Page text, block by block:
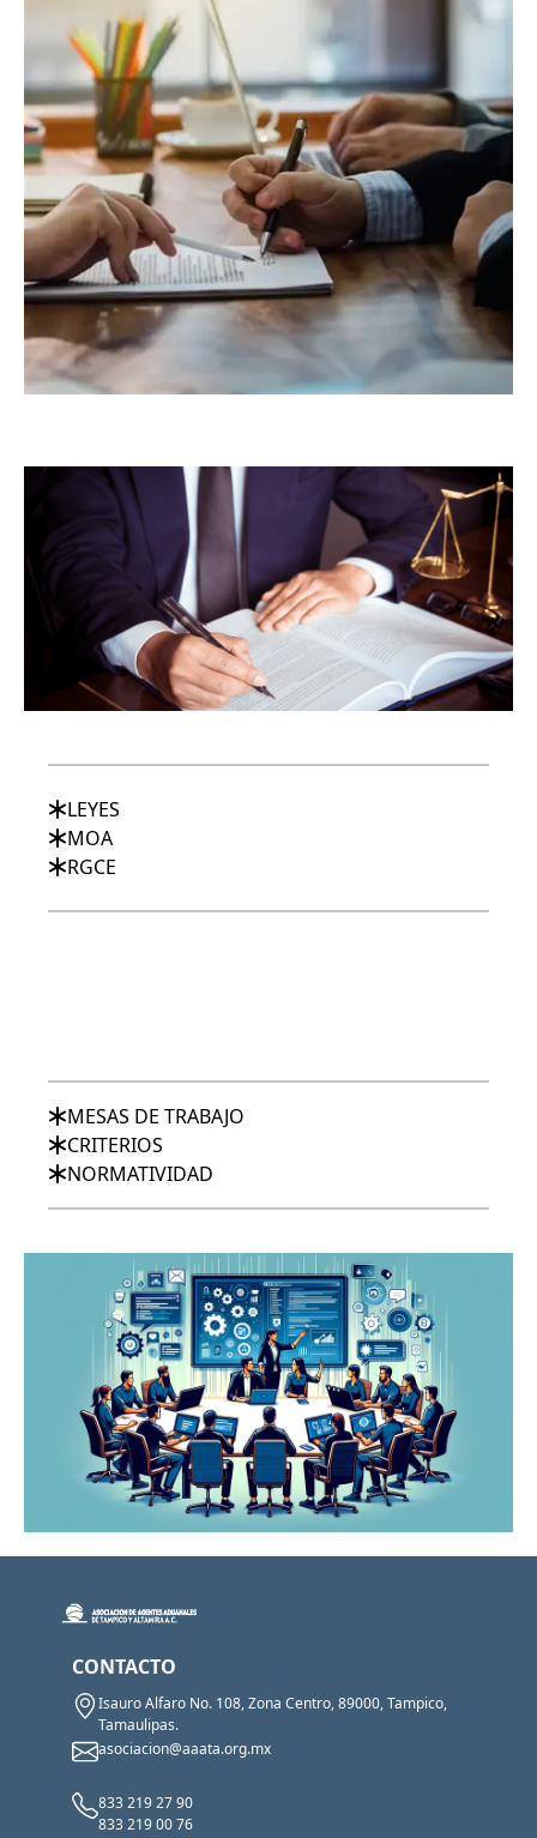
LEYES
MOA
RGCE
MESAS DE TRABAJO
CRITERIOS
NORMATIVIDAD
CONTACTO
Isauro Alfaro No. 108, Zona Centro, 89000, Tampico,
Tamaulipas.
asociacion@aaata.org.mx
833 219 27 90
833 219 00 76